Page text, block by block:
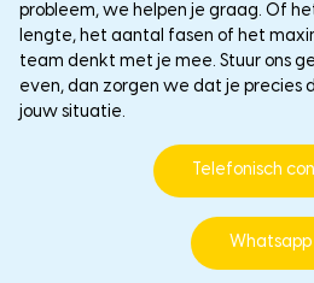
probleem, we helpen je graag. Of
lengte, het aantal fasen of het
team denkt met je mee. Stuur ons
even, dan zorgen we dat je precies
jouw situatie.
Telefonisch
Whatsapp